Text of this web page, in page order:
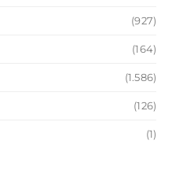
(927)
(164)
(1.586)
(126)
(1)